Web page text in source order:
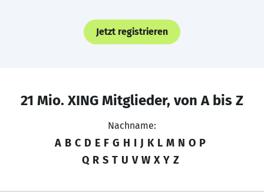
Jetzt registrieren
21 Mio. XING Mitglieder, von A bis Z
Nachname:
A B C D E F G H I J K L M N O P
Q R S T U V W X Y Z